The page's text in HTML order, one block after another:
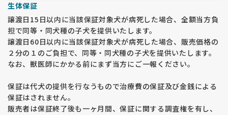
生体保証
譲渡日15日以内に当該保証対象犬が病死した場合、全額当方負
担で同等・同犬種の子犬を提供いたします。
譲渡日60日以内に当該保証対象犬が病死した場合、販売価格の
２分の１のご負担で、同等・同犬種の子犬を提供いたします。
なお、獣医師にかかる前にまず当方にご一報ください。
保証は代犬の提供を行なうもので治療費の保証及び金銭による
保証はされません。
販売者は保証終了後も一ヶ月間、保証に関する調査権を有し、